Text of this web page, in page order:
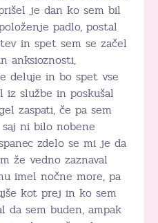
je dan ko sem bil
padlo, postal
in spet sem se začel
anksioznosti,
deluje in bo spet vse
iz službe in poskušal
zaspati, če pa sem
ni bilo nobene
zdelo se mi je da
že vedno zaznaval
imel nočne more, pa
kot prej in ko sem
da sem buden, ampak